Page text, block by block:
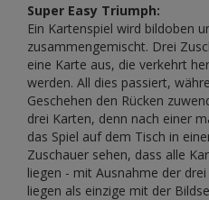
Super Easy Triumph:
Ein Kartenspiel wird bildoben
zusammengemischt. Drei
eine Karte aus, die verkehrt
werden. All dies passiert,
Geschehen den Rücken
drei Karten, denn nach einer
das Spiel auf dem Tisch in
Zuschauer sehen, dass alle
liegen - mit Ausnahme der
liegen als einzige mit der